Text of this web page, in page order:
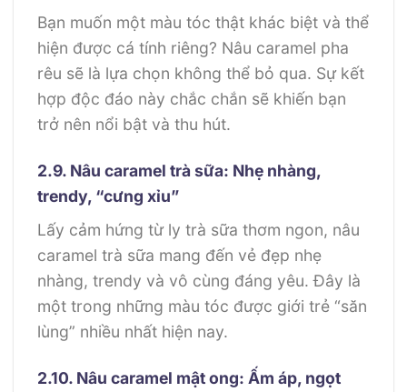
Bạn muốn một màu tóc thật khác biệt và thể
hiện được cá tính riêng? Nâu caramel pha
rêu sẽ là lựa chọn không thể bỏ qua. Sự kết
hợp độc đáo này chắc chắn sẽ khiến bạn
trở nên nổi bật và thu hút.
2.9. Nâu caramel trà sữa: Nhẹ nhàng,
trendy, “cưng xỉu”
Lấy cảm hứng từ ly trà sữa thơm ngon, nâu
caramel trà sữa mang đến vẻ đẹp nhẹ
nhàng, trendy và vô cùng đáng yêu. Đây là
một trong những màu tóc được giới trẻ “săn
lùng” nhiều nhất hiện nay.
2.10. Nâu caramel mật ong: Ấm áp, ngọt